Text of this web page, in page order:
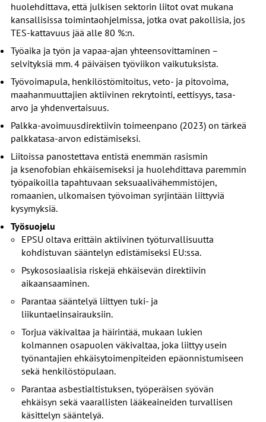
huolehdittava, että julkisen sektorin liitot ovat mukana
kansallisissa toimintaohjelmissa, jotka ovat pakollisia, jos
TES-kattavuus jää alle 80 %:n.
Työaika ja työn ja vapaa-ajan yhteensovittaminen –
selvityksiä mm. 4 päiväisen työviikon vaikutuksista.
Työvoimapula, henkilöstömitoitus, veto- ja pitovoima,
maahanmuuttajien aktiivinen rekrytointi, eettisyys, tasa-
arvo ja yhdenvertaisuus.
Palkka-avoimuusdirektiivin toimeenpano (2023) on tärkeä
palkkatasa-arvon edistämiseksi.
Liitoissa panostettava entistä enemmän rasismin
ja ksenofobian ehkäisemiseksi ja huolehdittava paremmin
työpaikoilla tapahtuvaan seksuaalivähemmistöjen,
romaanien, ulkomaisen työvoiman syrjintään liittyviä
kysymyksiä.
Työsuojelu
EPSU oltava erittäin aktiivinen työturvallisuutta
kohdistuvan sääntelyn edistämiseksi EU:ssa.
Psykososiaalisia riskejä ehkäisevän direktiivin
aikaansaaminen.
Parantaa sääntelyä liittyen tuki- ja
liikuntaelinsairauksiin.
Torjua väkivaltaa ja häirintää, mukaan lukien
kolmannen osapuolen väkivaltaa, joka liittyy usein
työnantajien ehkäisytoimenpiteiden epäonnistumiseen
sekä henkilöstöpulaan.
Parantaa asbestialtistuksen, työperäisen syövän
ehkäisyn sekä vaarallisten lääkeaineiden turvallisen
käsittelyn sääntelyä.